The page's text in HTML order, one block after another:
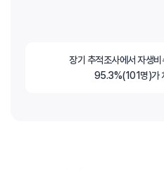
장기 추적조사에서 자생
95.3%(101명)가